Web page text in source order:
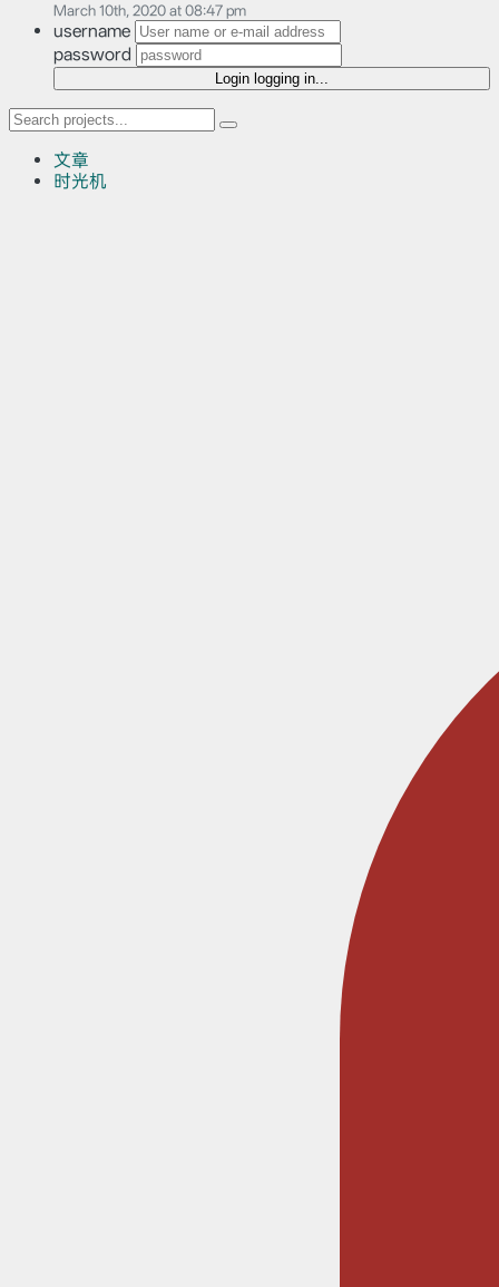
March 10th, 2020 at 08:47 pm
username
password
Login logging in...
文章
时光机